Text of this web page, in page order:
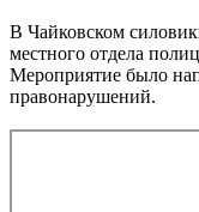
В Чайковском
местного отдела
Мероприятие было
правонарушений.